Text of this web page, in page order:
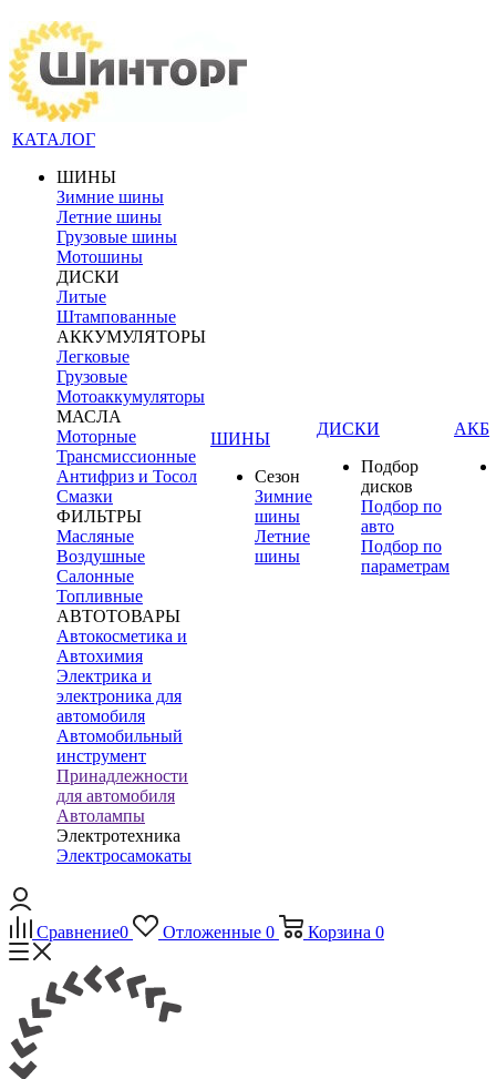
КАТАЛОГ
ШИНЫ
Зимние шины
Летние шины
Грузовые шины
Мотошины
ДИСКИ
Литые
Штампованные
АККУМУЛЯТОРЫ
Легковые
Грузовые
Мотоаккумуляторы
МАСЛА
Моторные
Трансмиссионные
Антифриз и Тосол
Смазки
ФИЛЬТРЫ
Масляные
Воздушные
Салонные
Топливные
АВТОТОВАРЫ
Автокосметика и
Автохимия
Электрика и
электроника для
автомобиля
Автомобильный
инструмент
Принадлежности
для автомобиля
Автолампы
Электротехника
Электросамокаты
ШИНЫ
Сезон
Зимние
шины
Летние
шины
ДИСКИ
Подбор
дисков
Подбор по
авто
Подбор по
параметрам
АКБ
Сравнение0 Отложенные 0 Корзина 0